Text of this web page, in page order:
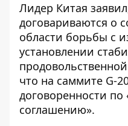
Лидер Китая
договариваются о
области борьбы с
установлении
что на саммите G-
договоренности по
соглашению».